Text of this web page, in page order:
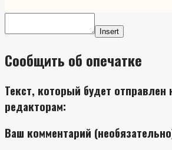
Insert
Сообщить об опечатке
Текст, который будет отправлен
редакторам:
Ваш комментарий